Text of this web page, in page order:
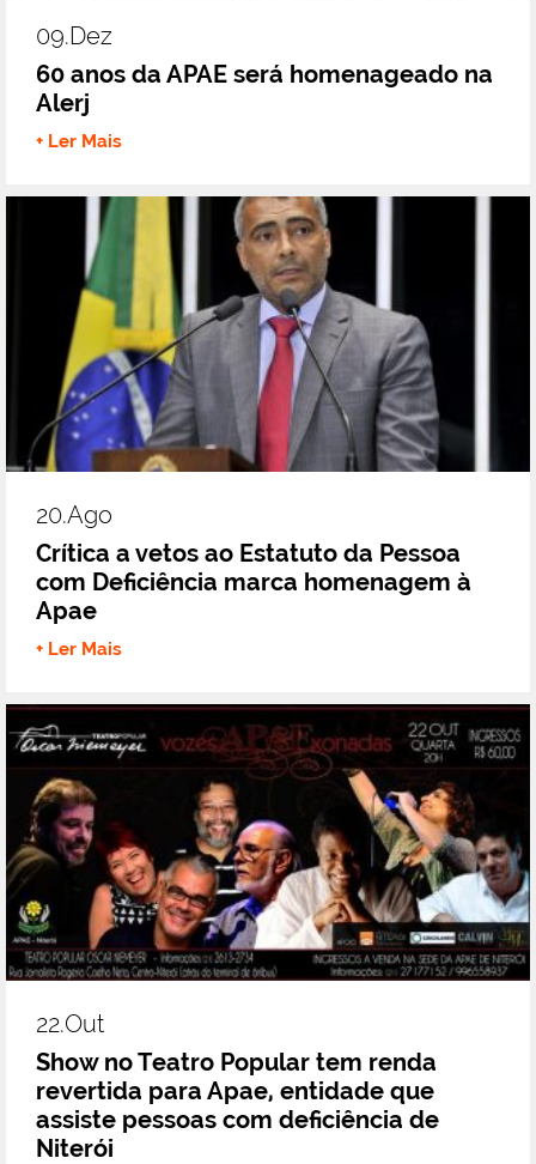
09.dez
60 anos da APAE será homenageado na
Alerj
+ Ler Mais
20.ago
Crítica a vetos ao Estatuto da Pessoa
com Deficiência marca homenagem à
Apae
+ Ler Mais
22.out
Show no Teatro Popular tem renda
revertida para Apae, entidade que
assiste pessoas com deficiência de
Niterói